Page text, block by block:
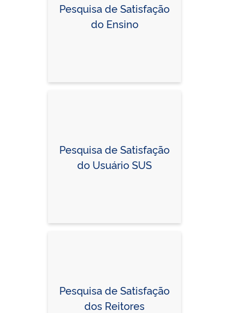
Pesquisa de Satisfação
do Ensino
Pesquisa de Satisfação
do Usuário SUS
Pesquisa de Satisfação
dos Reitores